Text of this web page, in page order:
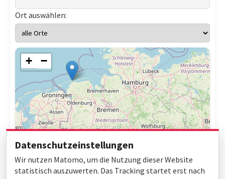
Ort auswählen:
+ −
Datenschutzeinstellungen
Wir nutzen Matomo, um die Nutzung dieser Website
statistisch auszuwerten. Das Tracking startet erst nach